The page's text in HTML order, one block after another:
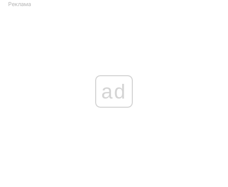
Реклама
ad